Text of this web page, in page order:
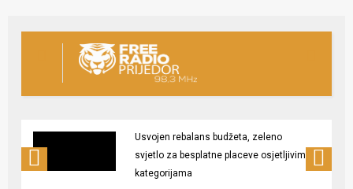
Usvojen rebalans budžeta, zeleno
svjetlo za besplatne placeve osjetljivim
kategorijama